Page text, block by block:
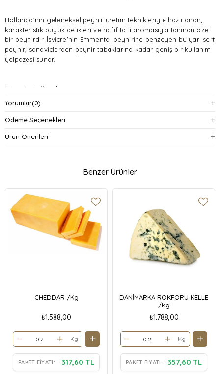
Hollanda'nın geleneksel peynir üretim teknikleriyle hazırlanan,
karakteristik büyük delikleri ve hafif tatlı aromasıyla tanınan özel
bir peynirdir. İsviçre'nin Emmental peynirine benzeyen bu yarı sert
peynir, sandviçlerden peynir tabaklarına kadar geniş bir kullanım
yelpazesi sunar.
Menşei: Hollanda
Hafif tatlı ve cevizimsi notalar
+2 ile +10°C arasında buzdolabında muhafaza
ediniz
Yorumlar(0)
Ödeme Seçenekleri
Ürün Önerileri
Benzer Ürünler
CHEDDAR /Kg
₺1.588,00
Kg
PAKET FIYATI: 317,60 TL
DANİMARKA ROKFORU KELLE
/Kg
₺1.788,00
Kg
PAKET FIYATI: 357,60 TL